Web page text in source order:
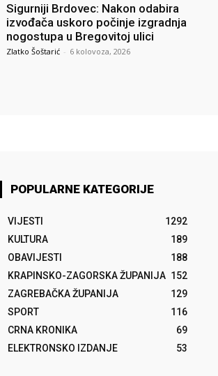
Sigurniji Brdovec: Nakon odabira
izvođača uskoro počinje izgradnja
nogostupa u Bregovitoj ulici
Zlatko Šoštarić - 6 kolovoza, 2026
POPULARNE KATEGORIJE
VIJESTI
1292
KULTURA
189
OBAVIJESTI
188
KRAPINSKO-ZAGORSKA ŽUPANIJA 152
ZAGREBAČKA ŽUPANIJA
129
SPORT
116
CRNA KRONIKA
69
ELEKTRONSKO IZDANJE
53